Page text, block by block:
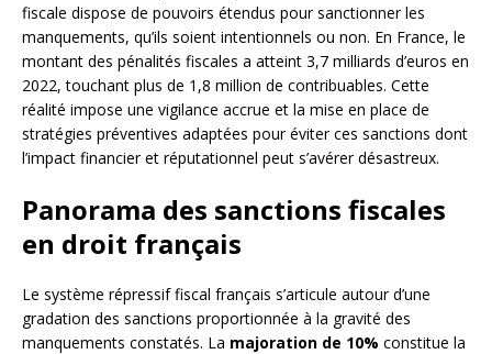
fiscale dispose de pouvoirs étendus pour sanctionner les
manquements, qu’ils soient intentionnels ou non. En France, le
montant des pénalités fiscales a atteint 3,7 milliards d’euros en
2022, touchant plus de 1,8 million de contribuables. Cette
réalité impose une vigilance accrue et la mise en place de
stratégies préventives adaptées pour éviter ces sanctions dont
l’impact financier et réputationnel peut s’avérer désastreux.
Panorama des sanctions fiscales
en droit français
Le système répressif fiscal français s’articule autour d’une
gradation des sanctions proportionnée à la gravité des
manquements constatés. La majoration de 10% constitue la